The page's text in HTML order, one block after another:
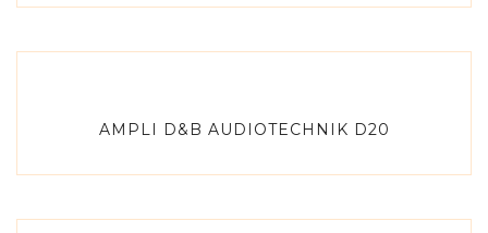
AMPLI D&B AUDIOTECHNIK D20